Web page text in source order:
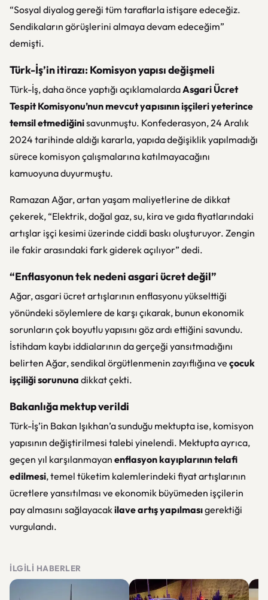
“Sosyal diyalog gereği tüm taraflarla istişare edeceğiz.
Sendikaların görüşlerini almaya devam edeceğim”
demişti.
Türk-İş’in itirazı: Komisyon yapısı değişmeli
Türk-İş, daha önce yaptığı açıklamalardaAsgari Ücret
Tespit Komisyonu’nun mevcut yapısının işçileri yeterince
temsil etmediğinisavunmuştu. Konfederasyon, 24 Aralık
2024 tarihinde aldığı kararla, yapıda değişiklik yapılmadığı
sürece komisyon çalışmalarına katılmayacağını
kamuoyuna duyurmuştu.
Ramazan Ağar, artan yaşam maliyetlerine de dikkat
çekerek, “Elektrik, doğal gaz, su, kira ve gıda fiyatlarındaki
artışlar işçi kesimi üzerinde ciddi baskı oluşturuyor. Zengin
ile fakir arasındaki fark giderek açılıyor” dedi.
“Enflasyonun tek nedeni asgari ücret değil”
Ağar, asgari ücret artışlarının enflasyonu yükselttiği
yönündeki söylemlere de karşı çıkarak, bunun ekonomik
sorunların çok boyutlu yapısını göz ardı ettiğini savundu.
İstihdam kaybı iddialarının da gerçeği yansıtmadığını
belirten Ağar, sendikal örgütlenmenin zayıflığına ve çocuk
işçiliği sorununa dikkat çekti.
Bakanlığa mektup verildi
Türk-İş’in Bakan Işıkhan’a sunduğu mektupta ise, komisyon
yapısının değiştirilmesi talebi yinelendi. Mektupta ayrıca,
geçen yıl karşılanmayan enflasyon kayıplarının telafi
edilmesi, temel tüketim kalemlerindeki fiyat artışlarının
ücretlere yansıtılması ve ekonomik büyümeden işçilerin
pay almasını sağlayacakilave artış yapılmasıgerektiği
vurgulandı.
İLGILI HABERLER